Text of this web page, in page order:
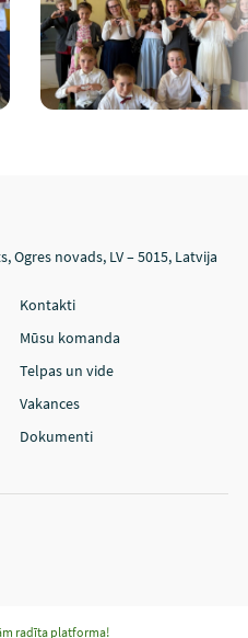
Ogres novads, LV – 5015, Latvija
Kontakti
Mūsu komanda
Telpas un vide
Vakances
Dokumenti
radīta platforma!